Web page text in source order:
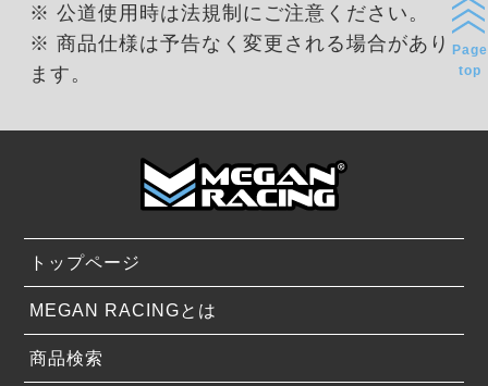
※ 公道使用時は法規制にご注意ください。
※ 商品仕様は予告なく変更される場合があり
ます。
トップページ
MEGAN RACINGとは
商品検索
Page
top